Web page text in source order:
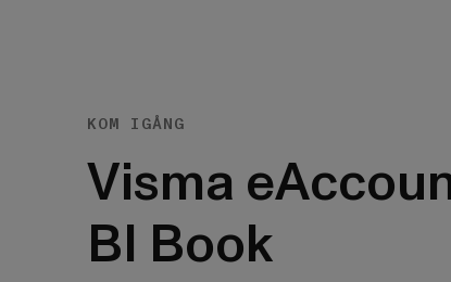
KOM IGÅNG
Visma
BI Book